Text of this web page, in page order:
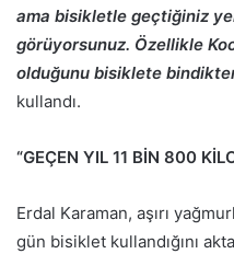
ama bisikletle geçtiğiniz
görüyorsunuz. Özellikle
olduğunu bisiklete
kullandı.
“GEÇEN YIL 11 BİN 800
Erdal Karaman, aşırı
gün bisiklet kullandığını